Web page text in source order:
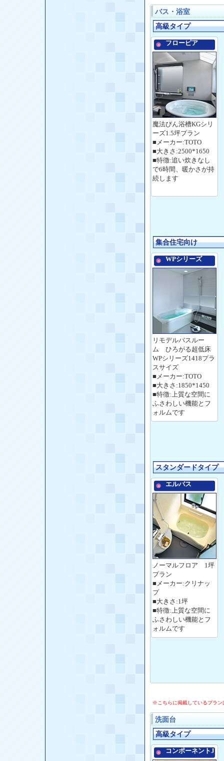
バス・浴室
高級タイプ
フローピア
魔法びん浴槽KGシリ
ーズ1.5坪プラン
■メーカー:TOTO
■大きさ:2500*1650
■特徴:追い炊きなし
で6時間、暖かさが持
続します
集合住宅向け
WPシリーズ
リモデルバスルー
ム ひろがる超低床
WPシリーズ1418プラ
スサイズ
■メーカー:TOTO
■大きさ:1850*1450
■特徴:上質な空間に
ふさわしい機能とフ
ォルムです
スタンダードタイプ
エルバス
ノーマルフロア 1坪
プラン
■メーカー:クリナッ
プ
■大きさ:1坪
■特徴:上質な空間に
ふさわしい機能とフ
ォルムです
※こちらに掲載しているプラン
洗面台
高級タイプ
コンポーネントJ